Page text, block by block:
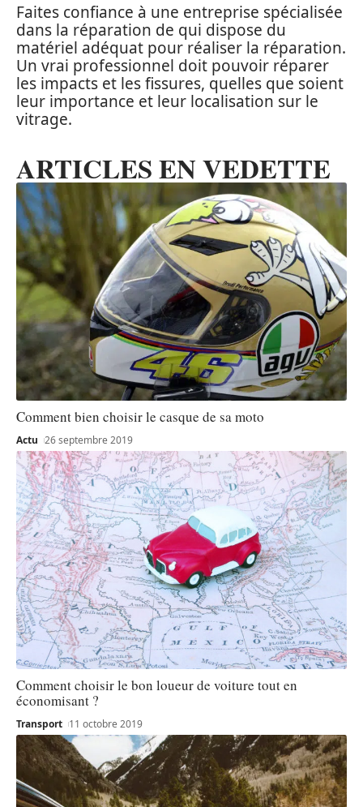
Faites confiance à une entreprise spécialisée
dans la réparation de qui dispose du
matériel adéquat pour réaliser la réparation.
Un vrai professionnel doit pouvoir réparer
les impacts et les fissures, quelles que soient
leur importance et leur localisation sur le
vitrage.
ARTICLES EN VEDETTE
Comment bien choisir le casque de sa moto
Actu 26 septembre 2019
Comment choisir le bon loueur de voiture tout en
économisant ?
Transport 11 octobre 2019